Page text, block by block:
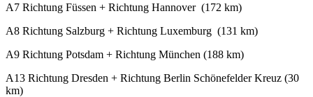
A7 Richtung Füssen + Richtung Hannover (172 km)
A8 Richtung Salzburg + Richtung Luxemburg (131 km)
A9 Richtung Potsdam + Richtung München (188 km)
A13 Richtung Dresden + Richtung Berlin Schönefelder Kreuz (30
km)